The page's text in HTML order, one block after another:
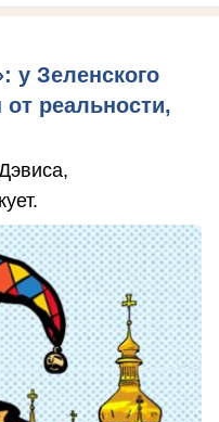
у Зеленского
реальности,